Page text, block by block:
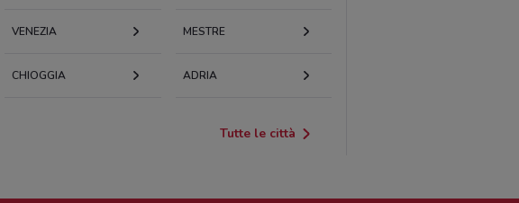
VENEZIA MESTRE
CHIOGGIA ADRIA
Tutte le città